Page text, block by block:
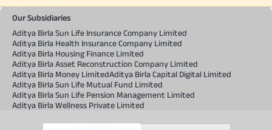
Our Subsidiaries
Aditya Birla Sun Life Insurance Company Limited
Aditya Birla Health Insurance Company Limited
Aditya Birla Housing Finance Limited
Aditya Birla Asset Reconstruction Company Limited
Aditya Birla Money LimitedAditya Birla Capital Digital Limited
Aditya Birla Sun Life Mutual Fund Limited
Aditya Birla Sun Life Pension Management Limited
Aditya Birla Wellness Private Limited